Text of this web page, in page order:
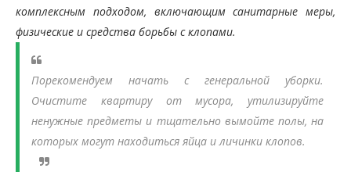
комплексным подходом, включающим санитарные меры,
физические и средства борьбы с клопами.
Порекомендуем начать с генеральной уборки.
Очистите квартиру от мусора, утилизируйте
ненужные предметы и тщательно вымойте полы, на
которых могут находиться яйца и личинки клопов.